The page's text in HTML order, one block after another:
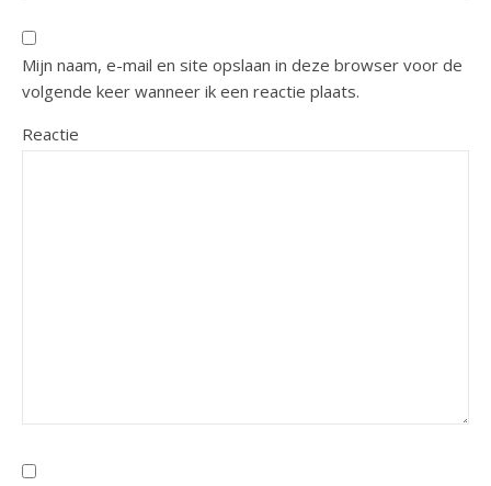
Mijn naam, e-mail en site opslaan in deze browser voor de
volgende keer wanneer ik een reactie plaats.
Reactie